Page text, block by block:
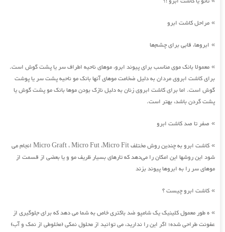
» مراحل کاشت ابرو
» ابروها، قابی برای چشم‌ها
» معمولا بانک موی مناسب برای پیوند ابرو، موهای ناحیه اطراف سر یا پشت گوش است.
برای کاشت ابروی مردان به دلیل ضخامت موهای آنها بانک مو ناحیه پشت سر یا پوشت
گوش است. اما برای کاشت ابروی زنان به دلیل نازک بودن موها بانک مو پشت گوش یا
پشت گردن باشد، بهتر است.
» صفر تا صد کاشت ابرو
»
کاشت ابرو به چندین روش مختلف Micro Graft ، Micro Fut ،Micro Fit انجام می
شود این روشها این امکان را می‌دهد که تارهای بسیار ظریف مو و یا بعضی از قسمت از
موهای سر را به ابروها پیوند بزند
» کاشت ابرو چیست ؟
» ه طور معمول کلینیک یک شامپو ضد باکتری خاص به شما می دهد که برای جلوگیری از
عفونت طراحی شده؛ اگر این را ندارید، می توانید از محلول نمکی (مخلوطی از نمک و آب)